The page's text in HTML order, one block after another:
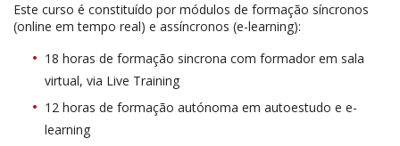
Este curso é constituído por módulos de formação síncronos
(online em tempo real) e assíncronos (e-learning):
18 horas de formação sincrona com formador em sala
virtual, via Live Training
12 horas de formação autónoma em autoestudo e e-
learning